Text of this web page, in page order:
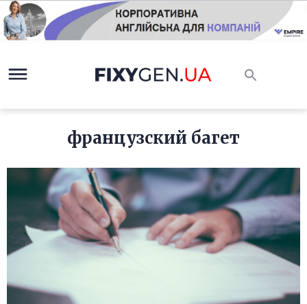
французский багет